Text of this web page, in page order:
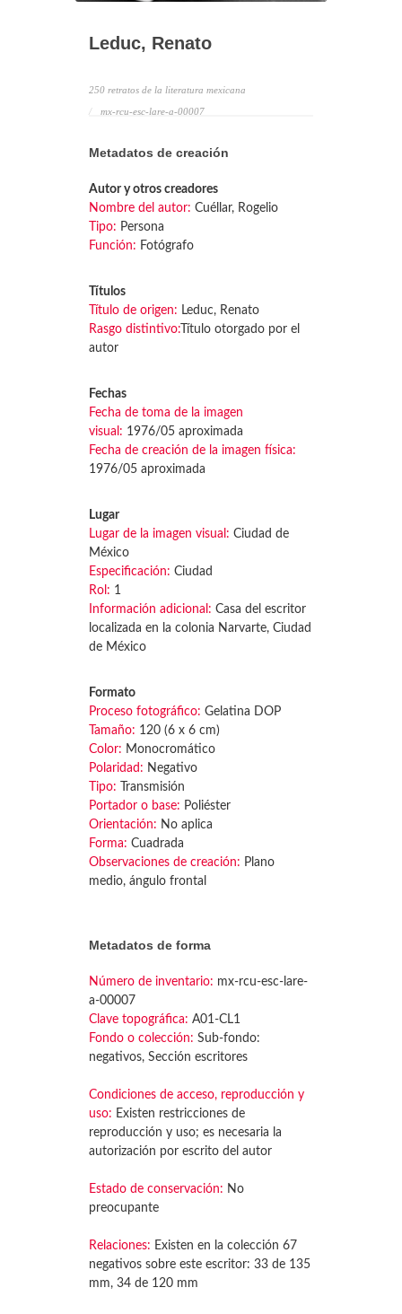
Leduc, Renato
250 retratos de la literatura mexicana
mx-rcu-esc-lare-a-00007
Metadatos de creación
Autor y otros creadores
Nombre del autor: Cuéllar, Rogelio
Tipo: Persona
Función: Fotógrafo
Títulos
Título de origen: Leduc, Renato
Rasgo distintivo: Título otorgado por el
autor
Fechas
Fecha de toma de la imagen
visual: 1976/05 aproximada
Fecha de creación de la imagen física:
1976/05 aproximada
Lugar
Lugar de la imagen visual: Ciudad de
México
Especificación: Ciudad
Rol: 1
Información adicional: Casa del escritor
localizada en la colonia Narvarte, Ciudad
de México
Formato
Proceso fotográfico: Gelatina DOP
Tamaño: 120 (6 x 6 cm)
Color: Monocromático
Polaridad: Negativo
Tipo: Transmisión
Portador o base: Poliéster
Orientación: No aplica
Forma: Cuadrada
Observaciones de creación: Plano
medio, ángulo frontal
Metadatos de forma
Número de inventario: mx-rcu-esc-lare-
a-00007
Clave topográfica: A01-CL1
Fondo o colección: Sub-fondo:
negativos, Sección escritores
Condiciones de acceso, reproducción y
uso: Existen restricciones de
reproducción y uso; es necesaria la
autorización por escrito del autor
Estado de conservación: No
preocupante
Relaciones: Existen en la colección 67
negativos sobre este escritor: 33 de 135
mm, 34 de 120 mm